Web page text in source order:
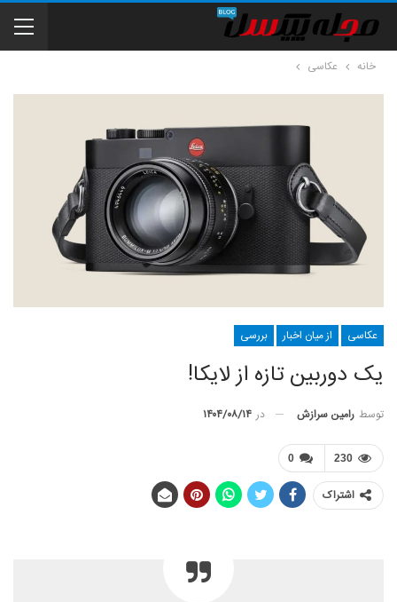
خانه عکاسی
عکاسی از میان اخبار بررسی
یک دوربین تازه از لایکا!
توسط رامین سرازش در ۱۴۰۴/۰۸/۱۴
0 230
اشتراک